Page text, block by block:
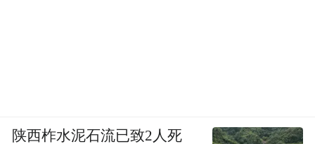
陕西柞水泥石流已致2人死